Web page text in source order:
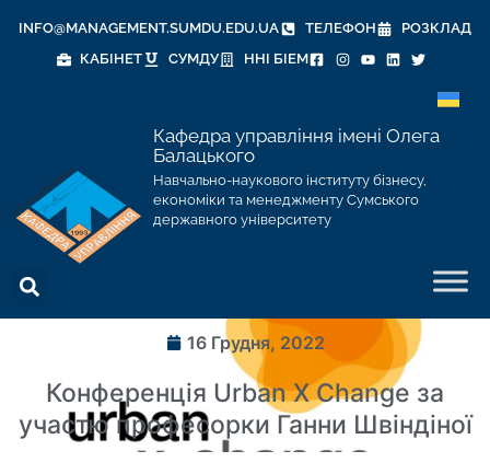
INFO@MANAGEMENT.SUMDU.EDU.UA ТЕЛЕФОН
РОЗКЛАД
КАБІНЕТ
СУМДУ ННІ БІЕМ
Кафедра управління імені Олега
Балацького
Навчально-наукового інституту бізнесу,
економіки та менеджменту Сумського
державного університету
16 Грудня, 2022
Конференція Urban X Change за
участю професорки Ганни Швіндіної